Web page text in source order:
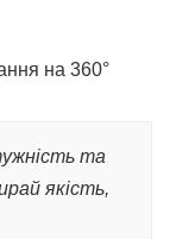
на 360°
та
якість,